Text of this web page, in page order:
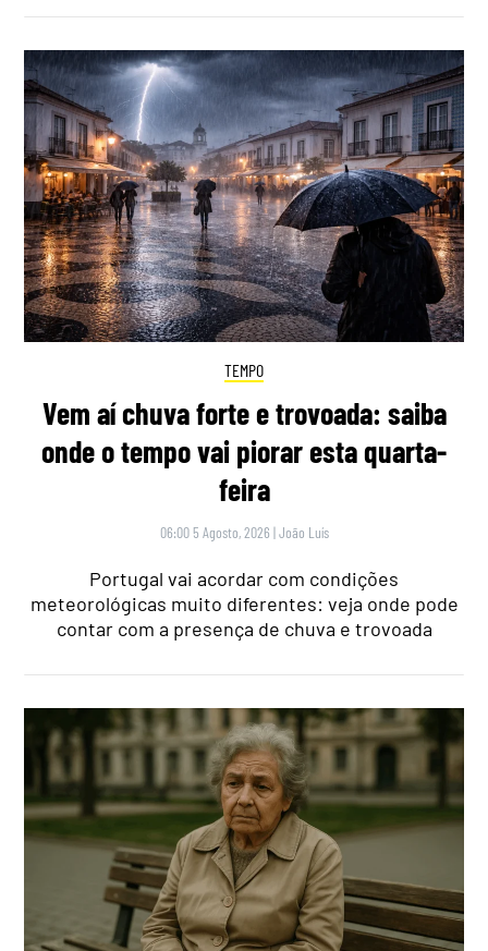
TEMPO
Vem aí chuva forte e trovoada: saiba
onde o tempo vai piorar esta quarta-
feira
06:00 5 Agosto, 2026 |João Luís
Portugal vai acordar com condições
meteorológicas muito diferentes: veja onde pode
contar com a presença de chuva e trovoada